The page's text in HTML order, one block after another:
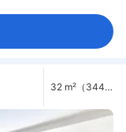
32 m²（344